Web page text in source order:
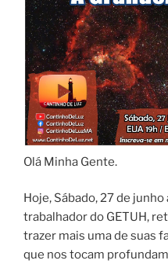
Olá Minha Gente.
Hoje, Sábado, 27 de junho
trabalhador do GETUH,
trazer mais uma de suas
que nos tocam